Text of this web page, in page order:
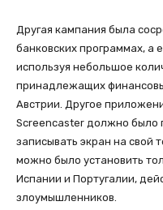
Другая кампания была
банковских программах, а
используя небольшое
принадлежащих
Австрии. Другое
Screencaster должно было
записывать экран на свой
можно было установить
Испании и Португалии,
злоумышленников.